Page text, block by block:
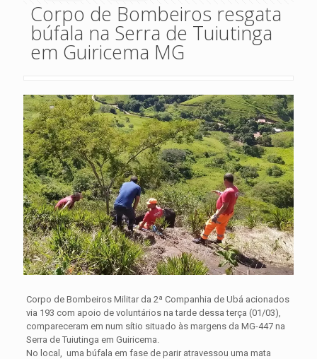
Corpo de Bombeiros resgata
búfala na Serra de Tuiutinga
em Guiricema MG
Corpo de Bombeiros Militar da 2ª Companhia de Ubá acionados
via 193 com apoio de voluntários na tarde dessa terça (01/03),
compareceram em num sítio situado às margens da MG-447 na
Serra de Tuiutinga em Guiricema.
No local, uma búfala em fase de parir atravessou uma mata